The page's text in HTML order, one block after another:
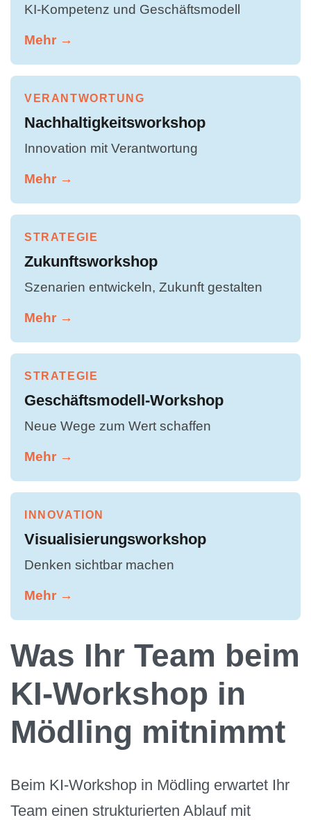
KI-Kompetenz und Geschäftsmodell
Mehr →
VERANTWORTUNG
Nachhaltigkeitsworkshop
Innovation mit Verantwortung
Mehr →
STRATEGIE
Zukunftsworkshop
Szenarien entwickeln, Zukunft gestalten
Mehr →
STRATEGIE
Geschäftsmodell-Workshop
Neue Wege zum Wert schaffen
Mehr →
INNOVATION
Visualisierungsworkshop
Denken sichtbar machen
Mehr →
Was Ihr Team beim
KI-Workshop in
Mödling mitnimmt
Beim KI-Workshop in Mödling erwartet Ihr
Team einen strukturierten Ablauf mit